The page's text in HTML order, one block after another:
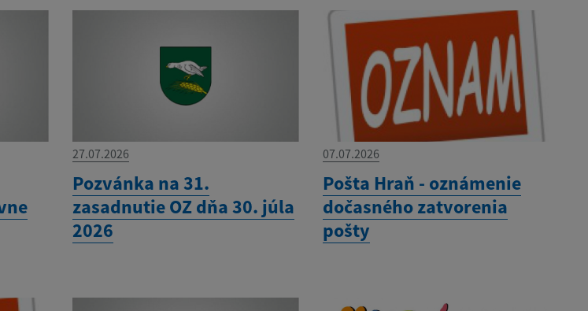
27.07.2026
Pozvánka na 31.
zasadnutie OZ dňa 30. júla
2026
07.07.2026
Pošta Hraň - oznámenie
dočasného zatvorenia
pošty